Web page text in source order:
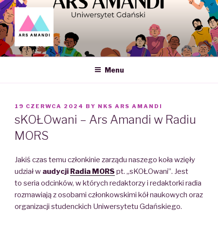
Skip
to
content
ARS AMANDI – NAUKOWE
KOŁO SEKSUOLOGII UG
Menu
POSTED
ON
19 CZERWCA 2024 BY NKS ARS AMANDI
sKOŁOwani – Ars Amandi w Radiu
MORS
Jakiś czas temu członkinie zarządu naszego koła wzięły
udział w audycji Radia MORS pt. „sKOŁOwani”. Jest
to seria odcinków, w których redaktorzy i redaktorki radia
rozmawiają z osobami członkowskimi kół naukowych oraz
organizacji studenckich Uniwersytetu Gdańskiego.